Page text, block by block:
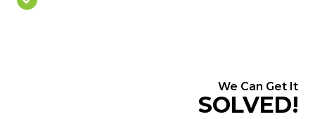
We Can Get It
SOLVED!